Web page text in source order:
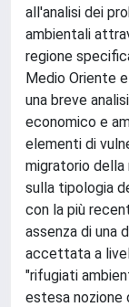
all'analisi dei
ambientali
regione
Medio Oriente
una breve
economico e
elementi di
migratorio della
sulla tipologia
con la più
assenza di una
accettata a
"rifugiati
estesa nozione